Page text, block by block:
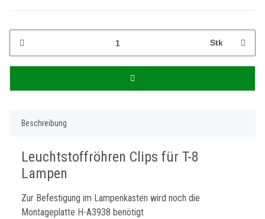
Stk
Beschreibung
Leuchtstoffröhren Clips für T-8
Lampen
Zur Befestigung im Lampenkasten wird noch die
Montageplatte H-A3938 benötigt